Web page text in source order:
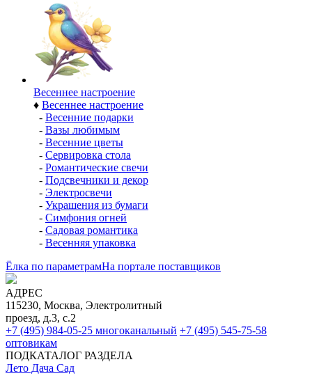
Весеннее настроение
♦ Весеннее настроение
- Весенние подарки
- Вазы любимым
- Весенние цветы
- Сервировка стола
- Романтические свечи
- Подсвечники и декор
- Электросвечи
- Украшения из бумаги
- Симфония огней
- Садовая романтика
- Весенняя упаковка
Ёлка по параметрамНа портале поставщиков
АДРЕС
115230, Москва, Электролитный
проезд, д.3, с.2
+7 (495) 984-05-25 многоканальный +7 (495) 545-75-58
оптовикам
ПОДКАТАЛОГ РАЗДЕЛА
Лето Дача Сад